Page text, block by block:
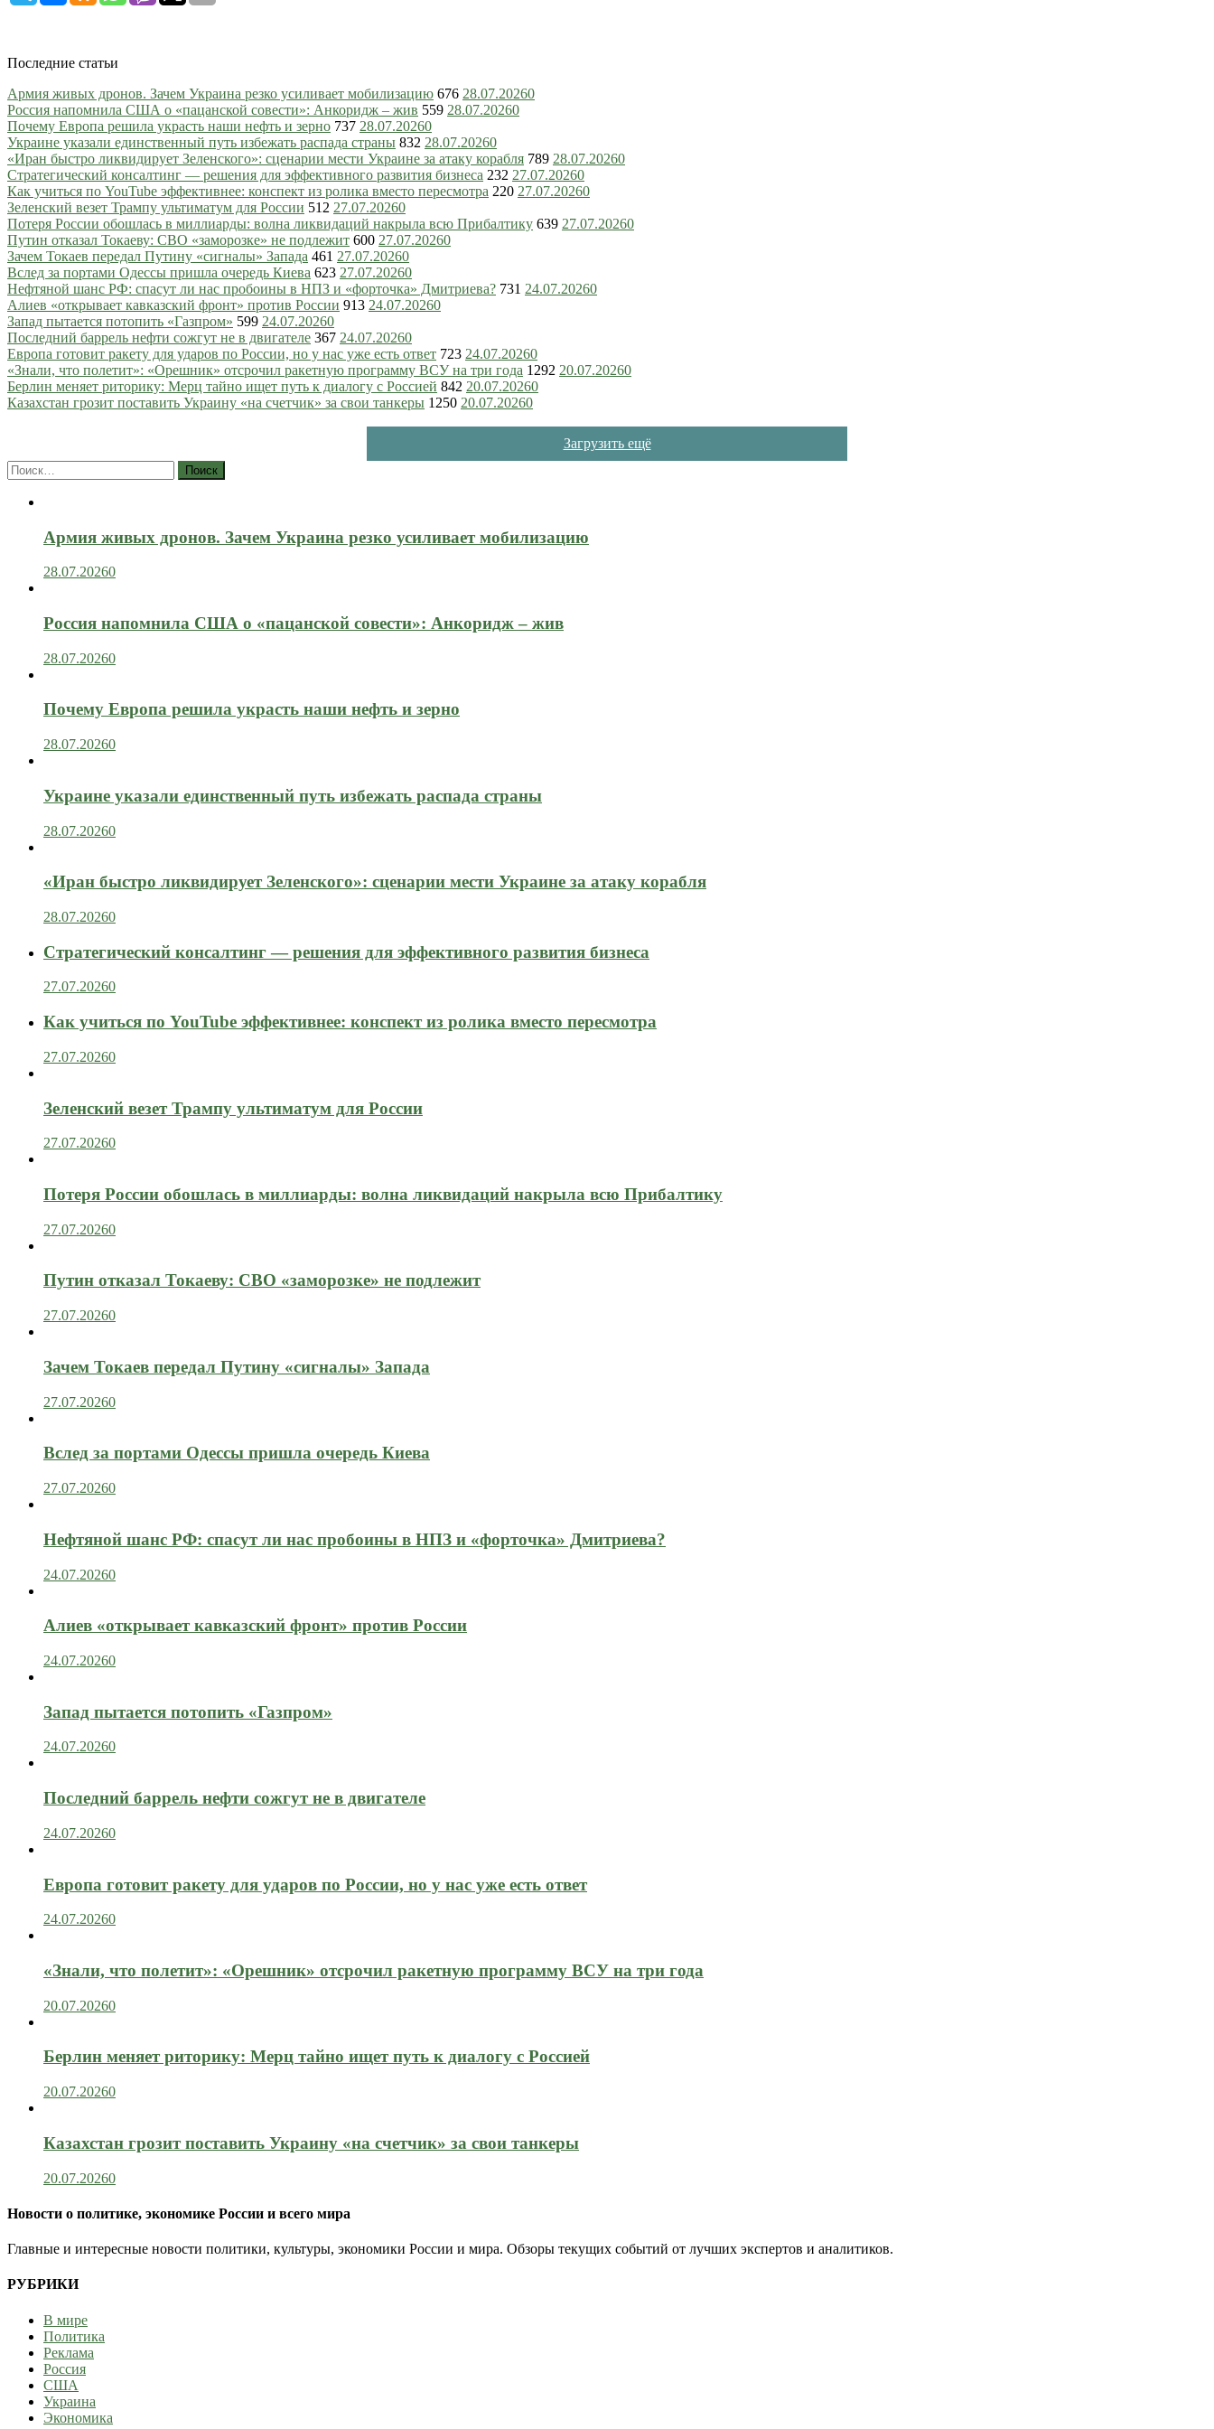
Последние статьи
Армия живых дронов. Зачем Украина резко усиливает мобилизацию 676 28.07.20260
Россия напомнила США о «пацанской совести»: Анкоридж – жив 559 28.07.20260
Почему Европа решила украсть наши нефть и зерно 737 28.07.20260
Украине указали единственный путь избежать распада страны 832 28.07.20260
«Иран быстро ликвидирует Зеленского»: сценарии мести Украине за атаку корабля 789 28.07.20260
Стратегический консалтинг — решения для эффективного развития бизнеса 232 27.07.20260
Как учиться по YouTube эффективнее: конспект из ролика вместо пересмотра 220 27.07.20260
Зеленский везет Трампу ультиматум для России 512 27.07.20260
Потеря России обошлась в миллиарды: волна ликвидаций накрыла всю Прибалтику 639 27.07.20260
Путин отказал Токаеву: СВО «заморозке» не подлежит 600 27.07.20260
Зачем Токаев передал Путину «сигналы» Запада 461 27.07.20260
Вслед за портами Одессы пришла очередь Киева 623 27.07.20260
Нефтяной шанс РФ: спасут ли нас пробоины в НПЗ и «форточка» Дмитриева? 731 24.07.20260
Алиев «открывает кавказский фронт» против России 913 24.07.20260
Запад пытается потопить «Газпром» 599 24.07.20260
Последний баррель нефти сожгут не в двигателе 367 24.07.20260
Европа готовит ракету для ударов по России, но у нас уже есть ответ 723 24.07.20260
«Знали, что полетит»: «Орешник» отсрочил ракетную программу ВСУ на три года 1292 20.07.20260
Берлин меняет риторику: Мерц тайно ищет путь к диалогу с Россией 842 20.07.20260
Казахстан грозит поставить Украину «на счетчик» за свои танкеры 1250 20.07.20260
Загрузить ещё
Найти:
Армия живых дронов. Зачем Украина резко усиливает мобилизацию
28.07.20260
Россия напомнила США о «пацанской совести»: Анкоридж – жив
28.07.20260
Почему Европа решила украсть наши нефть и зерно
28.07.20260
Украине указали единственный путь избежать распада страны
28.07.20260
«Иран быстро ликвидирует Зеленского»: сценарии мести Украине за атаку корабля
28.07.20260
Стратегический консалтинг — решения для эффективного развития бизнеса
27.07.20260
Как учиться по YouTube эффективнее: конспект из ролика вместо пересмотра
27.07.20260
Зеленский везет Трампу ультиматум для России
27.07.20260
Потеря России обошлась в миллиарды: волна ликвидаций накрыла всю Прибалтику
27.07.20260
Путин отказал Токаеву: СВО «заморозке» не подлежит
27.07.20260
Зачем Токаев передал Путину «сигналы» Запада
27.07.20260
Вслед за портами Одессы пришла очередь Киева
27.07.20260
Нефтяной шанс РФ: спасут ли нас пробоины в НПЗ и «форточка» Дмитриева?
24.07.20260
Алиев «открывает кавказский фронт» против России
24.07.20260
Запад пытается потопить «Газпром»
24.07.20260
Последний баррель нефти сожгут не в двигателе
24.07.20260
Европа готовит ракету для ударов по России, но у нас уже есть ответ
24.07.20260
«Знали, что полетит»: «Орешник» отсрочил ракетную программу ВСУ на три года
20.07.20260
Берлин меняет риторику: Мерц тайно ищет путь к диалогу с Россией
20.07.20260
Казахстан грозит поставить Украину «на счетчик» за свои танкеры
20.07.20260
Новости о политике, экономике России и всего мира
Главные и интересные новости политики, культуры, экономики России и мира. Обзоры текущих событий от лучших экспертов и аналитиков.
РУБРИКИ
В мире
Политика
Реклама
Россия
США
Украина
Экономика